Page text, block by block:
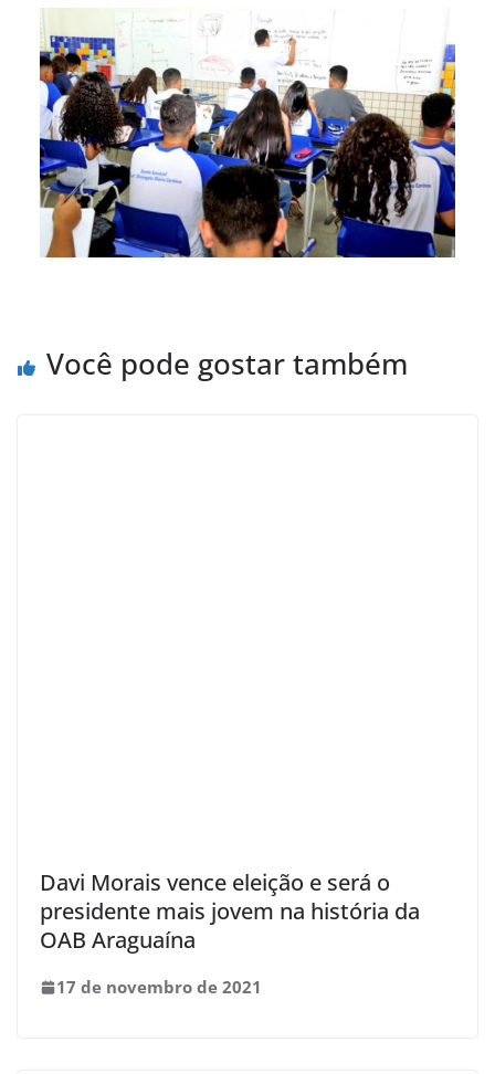
Você pode gostar também
Davi Morais vence eleição e será o
presidente mais jovem na história da
OAB Araguaína
17 de novembro de 2021